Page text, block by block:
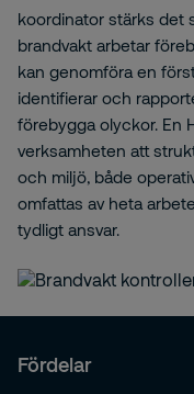
koordinator stärks det
brandvakt arbetar
kan genomföra en
identifierar och
förebygga olyckor. En
verksamheten att
och miljö, både
omfattas av heta
tydligt ansvar.
Fördelar